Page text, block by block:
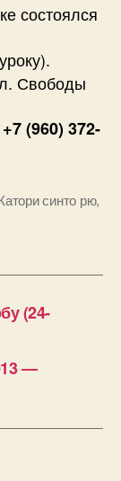
состоялся
Свободы
+7 (960) 372-
синто рю,
(24-
—